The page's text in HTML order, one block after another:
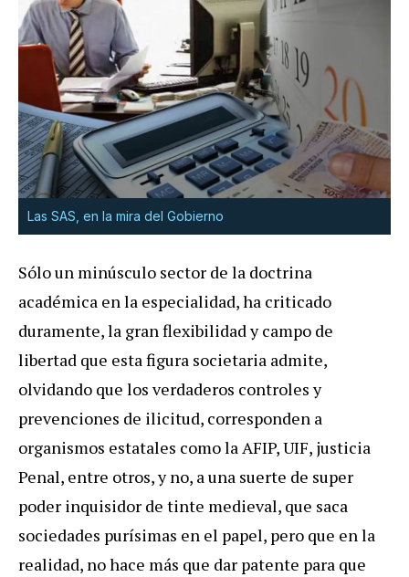
Las SAS, en la mira del Gobierno
Sólo un minúsculo sector de la doctrina
académica en la especialidad, ha criticado
duramente, la gran flexibilidad y campo de
libertad que esta figura societaria admite,
olvidando que los verdaderos controles y
prevenciones de ilicitud, corresponden a
organismos estatales como la AFIP, UIF, justicia
Penal, entre otros, y no, a una suerte de super
poder inquisidor de tinte medieval, que saca
sociedades purísimas en el papel, pero que en la
realidad, no hace más que dar patente para que